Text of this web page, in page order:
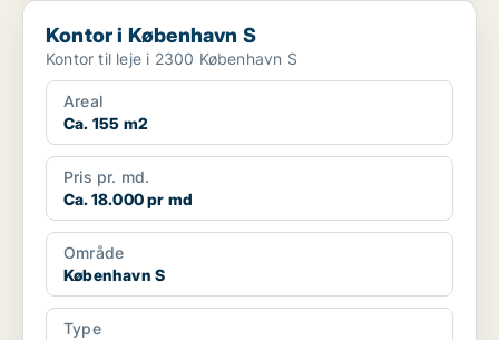
Kontor i København S
Kontor i København S
Kontor til leje i 2300 København S
Areal
Ca. 155 m2
Pris pr. md.
Ca. 18.000 pr md
Område
København S
Type